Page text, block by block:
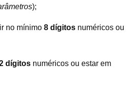
);
no mínimo 8 dígitos numéricos ou
dígitos numéricos ou estar em